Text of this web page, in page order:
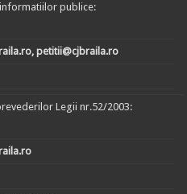
publice:
petitii@cjbraila.ro
Legii nr.52/2003: